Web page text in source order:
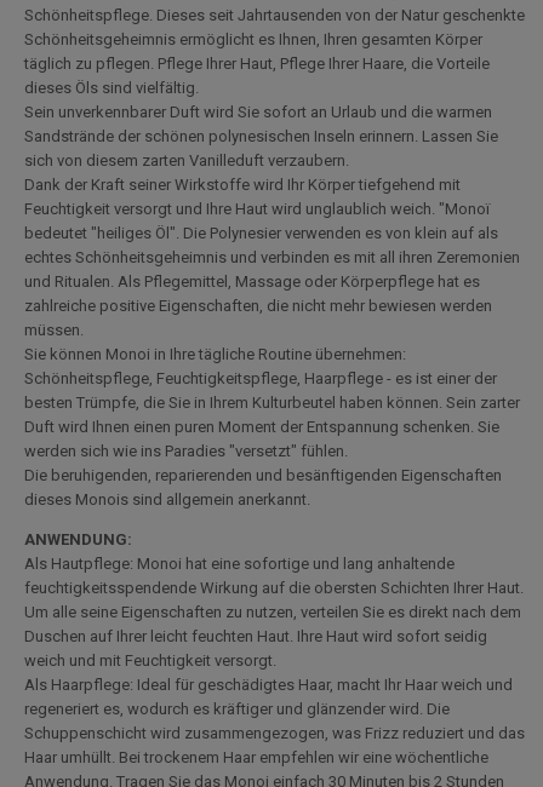
Schönheitspflege. Dieses seit Jahrtausenden von der Natur geschenkte
Schönheitsgeheimnis ermöglicht es Ihnen, Ihren gesamten Körper
täglich zu pflegen. Pflege Ihrer Haut, Pflege Ihrer Haare, die Vorteile
dieses Öls sind vielfältig.
Sein unverkennbarer Duft wird Sie sofort an Urlaub und die warmen
Sandstrände der schönen polynesischen Inseln erinnern. Lassen Sie
sich von diesem zarten Vanilleduft verzaubern.
Dank der Kraft seiner Wirkstoffe wird Ihr Körper tiefgehend mit
Feuchtigkeit versorgt und Ihre Haut wird unglaublich weich. "Monoï
bedeutet "heiliges Öl". Die Polynesier verwenden es von klein auf als
echtes Schönheitsgeheimnis und verbinden es mit all ihren Zeremonien
und Ritualen. Als Pflegemittel, Massage oder Körperpflege hat es
zahlreiche positive Eigenschaften, die nicht mehr bewiesen werden
müssen.
Sie können Monoi in Ihre tägliche Routine übernehmen:
Schönheitspflege, Feuchtigkeitspflege, Haarpflege - es ist einer der
besten Trümpfe, die Sie in Ihrem Kulturbeutel haben können. Sein zarter
Duft wird Ihnen einen puren Moment der Entspannung schenken. Sie
werden sich wie ins Paradies "versetzt" fühlen.
Die beruhigenden, reparierenden und besänftigenden Eigenschaften
dieses Monois sind allgemein anerkannt.
ANWENDUNG:
Als Hautpflege: Monoi hat eine sofortige und lang anhaltende
feuchtigkeitsspendende Wirkung auf die obersten Schichten Ihrer Haut.
Um alle seine Eigenschaften zu nutzen, verteilen Sie es direkt nach dem
Duschen auf Ihrer leicht feuchten Haut. Ihre Haut wird sofort seidig
weich und mit Feuchtigkeit versorgt.
Als Haarpflege: Ideal für geschädigtes Haar, macht Ihr Haar weich und
regeneriert es, wodurch es kräftiger und glänzender wird. Die
Schuppenschicht wird zusammengezogen, was Frizz reduziert und das
Haar umhüllt. Bei trockenem Haar empfehlen wir eine wöchentliche
Anwendung. Tragen Sie das Monoi einfach 30 Minuten bis 2 Stunden